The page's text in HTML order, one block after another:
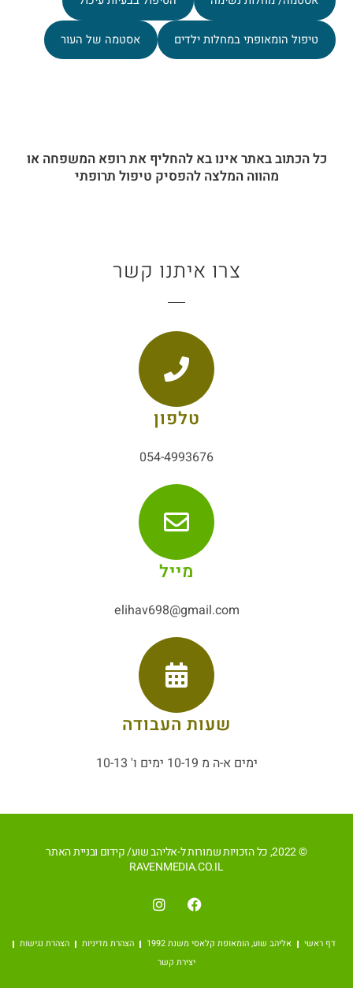
טיפול הומאופתי במחלות ילדים אסטמה של העור
כל הכתוב באתר אינו בא להחליף את רופא המשפחה או
מהווה המלצה להפסיק טיפול תרופתי
צרו איתנו קשר
טלפון
054-4993676
מייל
elihav698@gmail.com
שעות העבודה
ימים א-ה מ 10-19 ימים ו' 10-13
© 2022, כל הזכויות שמורות ל-אליהב שוע/ קידום ובניית האתר
RAVENMEDIA.CO.IL
דף ראשי אליהב שוע, הומאופת קלאסי משנת 1992 הצהרת מדיניות
הצהרת נגישות
יצירת קשר